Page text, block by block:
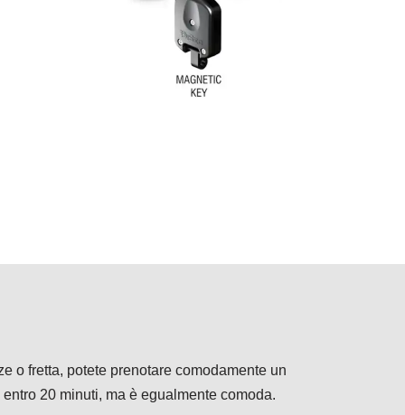
o fretta, potete prenotare comodamente un
20 minuti, ma è egualmente comoda.